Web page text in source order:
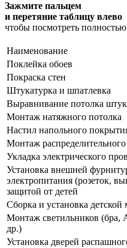
Зажмите пальцем
и перетяние таблицу влево
чтобы посмотреть полностью
Наименование
Поклейка обоев
Покраска стен
Штукатурка и шпатлевка
Выравнивание потолка
Монтаж натяжного потолка
Настил напольного
Монтаж
Укладка электрического
Установка внешней
электропитания (розеток,
защитой от детей
Сборка и установка детской
Монтаж светильников (бра,
др.)
Установка дверей